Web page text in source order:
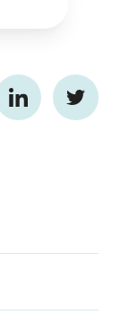
LinkedInTwitter